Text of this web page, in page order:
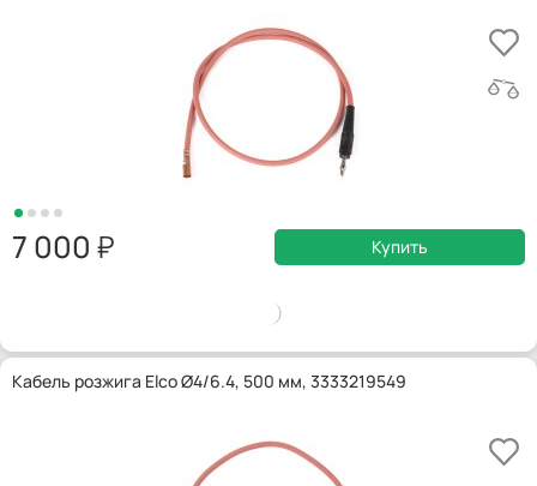
7 000 Купить
Кабель розжига Elco Ø4/6.4, 500 мм, 3333219549